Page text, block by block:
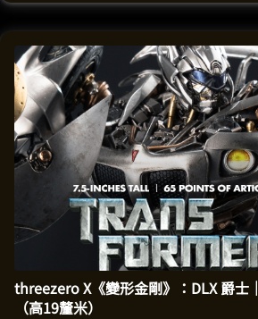
threezero X《變形金剛》：DLX 爵士
（高19釐米）